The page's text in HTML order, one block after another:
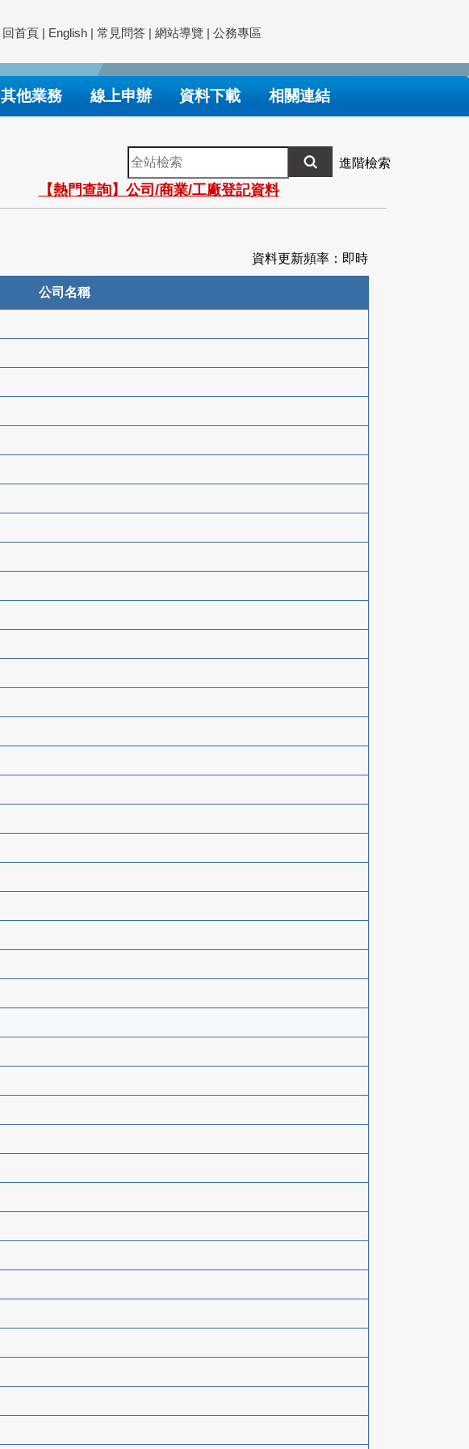
回首頁 | English | 常見問答 | 網站導覽 | 公務專區
其他業務 線上申辦 資料下載 相關連結
全
站
檢
索
進階檢索
【熱門查詢】公司/商業/工廠登記資料
資料更新頻率：即時
公司名稱